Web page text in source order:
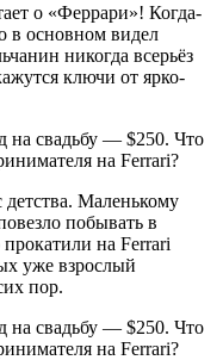
о «Феррари»! Когда-
в основном видел
никогда всерьёз
ключи от ярко-
детства. Маленькому
побывать в
на Ferrari
уже взрослый
пор.